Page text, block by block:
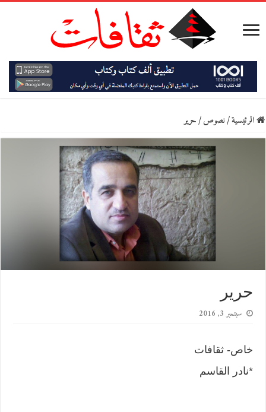
الرئيسية/نصوص/حرير
حرير
سبتمبر 3, 2016
خاص- ثقافات
*نادر القاسم